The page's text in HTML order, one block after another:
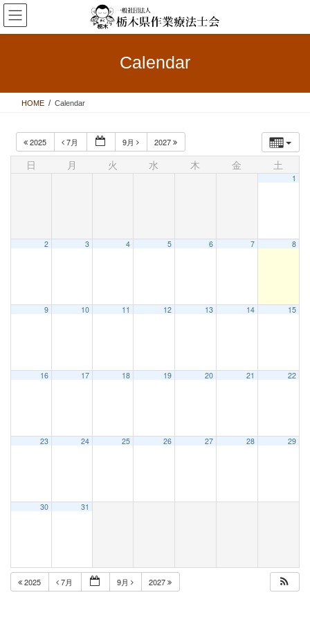
コ
ン
テ
ス
ナ
ビ
ゲ
ン
Calendar
HOME Calendar
2025 7月 9月 2027
日 月 火 水 木 金 土
1
2 3 4 5 6 7 8
9 10 11 12 13 14 15
16 17 18 19 20 21 22
23 24 25 26 27 28 29
30 31
2025 7月 9月 2027